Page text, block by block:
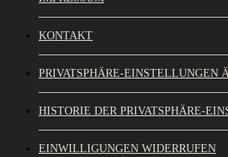
KONTAKT
PRIVATSPHÄRE-EINSTELLUNGEN
HISTORIE DER PRIVATSPHÄRE-
EINWILLIGUNGEN WIDERRUFEN